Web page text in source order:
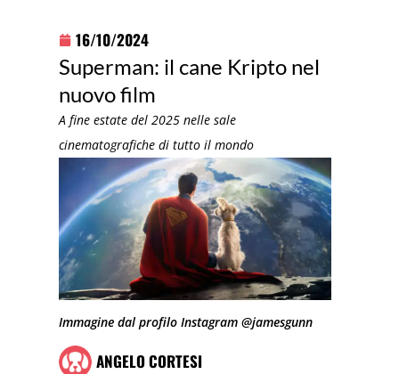
16/10/2024
Superman: il cane Kripto nel
nuovo film
A fine estate del 2025 nelle sale
cinematografiche di tutto il mondo
Immagine dal profilo Instagram @jamesgunn
ANGELO CORTESI